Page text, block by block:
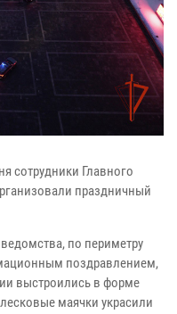
сотрудники Главного
праздничный
по периметру
поздравлением,
выстроились в форме
маячки украсили